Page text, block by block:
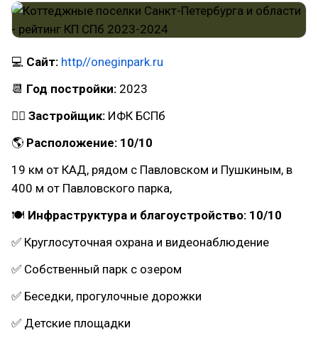
💻 Сайт: http//oneginpark.ru
📆 Год постройки: 2023
👷‍♂ Застройщик: ИФК БСПб
🌎 Расположение: 10/10
19 км от КАД, рядом с Павловском и Пушкиным, в
400 м от Павловского парка,
🍽 Инфраструктура и благоустройство: 10/10
✅ Круглосуточная охрана и видеонаблюдение
✅ Собственный парк с озером
✅ Беседки, прогулочные дорожки
✅ Детские площадки